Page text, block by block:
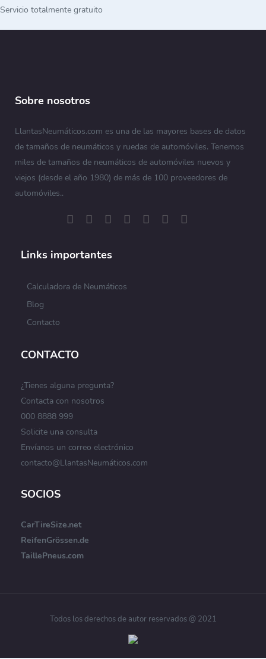
Servicio totalmente gratuito
Sobre nosotros
LlantasNeumáticos.com es una de las mayores bases de datos
de tamaños de neumáticos y ruedas de automóviles. Tenemos
miles de tamaños de neumáticos de automóviles nuevos y
viejos (desde el año 1980) de más de 100 proveedores de
automóviles..
Links importantes
Calculadora de Neumáticos
Blog
Contacto
CONTACTO
¿Tienes alguna pregunta?
Contacta con nosotros
000 8888 999
Solicite una consulta
Envíanos un correo electrónico
contacto@LlantasNeumáticos.com
SOCIOS
CarTireSize.net
ReifenGrössen.de
TaillePneus.com
Todos los derechos de autor reservados @ 2021